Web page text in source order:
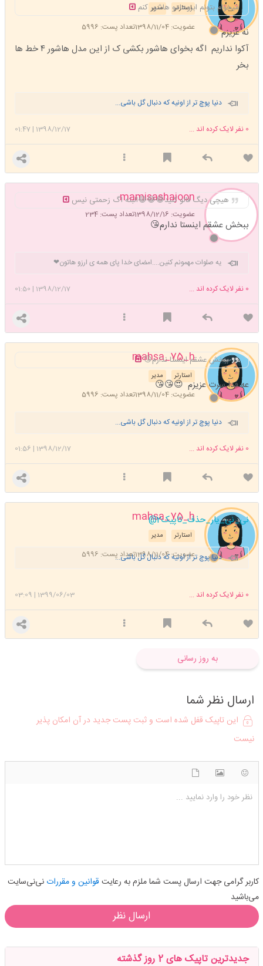
مدیر استارتر
عضویت: 1398/11/04 تعداد پست: 5996
میخوام بتونم ابروهامو هاشور کنم
نه عزیزم
آکوا نداریم اگه بخوای هاشور بکشی ک از این مدل هاشور ۴ خط ها
بخر
دنیا پوچ تر از اونیه که دنبال گل باشی...
1398/12/17
|
01:47 0 نفر لایک کرده اند ...
mamisashajoon
عضویت: 1398/12/16 تعداد پست: 234
هیچی دیگ فالو کنید😂😂😂البته اگ زحمتی نیس
ببخش عشقم اینستا ندارم😘
یه صلوات مهمونم کنین....امضای خدا پای همه ی ارزو هاتون❤
1398/12/17
|
01:50 0 نفر لایک کرده اند ...
mahsa_75_h
مدیر استارتر
عضویت: 1398/11/04 تعداد پست: 5996
ببخش عشقم اینستا ندارم😘
عه فدا سرت عزیزم 😍😘😘
دنیا پوچ تر از اونیه که دنبال گل باشی...
1398/12/17
|
01:56 0 نفر لایک کرده اند ...
mahsa_75_h
مدیر استارتر
عضویت: 1398/11/04 تعداد پست: 5996
@نی_نی_یار_حذف_تاپیک2
دنیا پوچ تر از اونیه که دنبال گل باشی...
1399/06/03
|
03:09 0 نفر لایک کرده اند ...
به روز رسانی
ارسال نظر شما
این تاپیک قفل شده است و ثبت پست جدید در آن امکان پذیر
نیست
نظر خود را وارد نمایید ...
کاربر گرامی جهت ارسال پست شما ملزم به رعایت قوانین و مقرراتنی‌نی‌سایت
می‌باشید
ارسال نظر
جدیدترین تاپیک های 2 روز گذشته